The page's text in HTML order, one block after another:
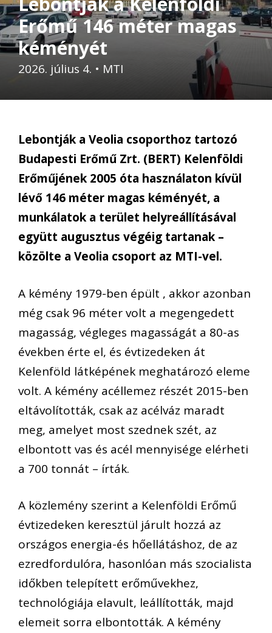
Erőmű 146 méter magas
kéményét
2026. július 4. • MTI
Lebontják a Veolia csoporthoz tartozó
Budapesti Erőmű Zrt. (BERT) Kelenföldi
Erőműjének 2005 óta használaton kívül
lévő 146 méter magas kéményét, a
munkálatok a terület helyreállításával
együtt augusztus végéig tartanak –
közölte a Veolia csoport az MTI-vel.
A kémény 1979-ben épült , akkor azonban
még csak 96 méter volt a megengedett
magasság, végleges magasságát a 80-as
években érte el, és évtizedeken át
Kelenföld látképének meghatározó eleme
volt. A kémény acéllemez részét 2015-ben
eltávolították, csak az acélváz maradt
meg, amelyet most szednek szét, az
elbontott vas és acél mennyisége elérheti
a 700 tonnát – írták.
A közlemény szerint a Kelenföldi Erőmű
évtizedeken keresztül járult hozzá az
országos energia-és hőellátáshoz, de az
ezredfordulóra, hasonlóan más szocialista
időkben telepített erőművekhez,
technológiája elavult, leállították, majd
elemeit sorra elbontották. A kémény